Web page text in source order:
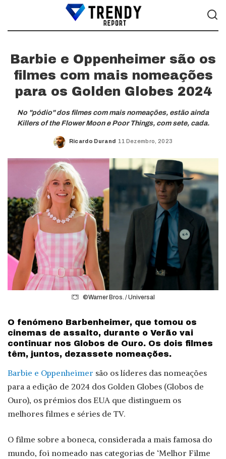
Barbie e Oppenheimer são os
filmes com mais nomeações
para os Golden Globes 2024
No "pódio" dos filmes com mais nomeações, estão ainda
Killers of the Flower Moon e Poor Things, com sete, cada.
Posted
Ricardo Durand 11 Dezembro, 2023
©Warner Bros. / Universal
O fenómeno Barbenheimer, que tomou os
cinemas de assalto, durante o Verão vai
continuar nos Globos de Ouro. Os dois filmes
têm, juntos, dezassete nomeações.
Barbie e Oppenheimer são os líderes das nomeações
para a edição de 2024 dos Golden Globes (Globos de
Ouro), os prémios dos EUA que distinguem os
melhores filmes e séries de TV.
O filme sobre a boneca, considerada a mais famosa do
mundo, foi nomeado nas categorias de ‘Melhor Filme